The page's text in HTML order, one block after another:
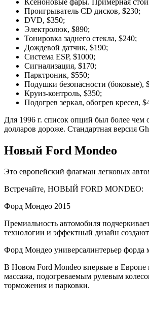
Проигрыватель CD дисков, $230;
DVD, $350;
Электролюк, $890;
Тонировка заднего стекла, $240;
Дождевой датчик, $190;
Система ESP, $1000;
Сигнализация, $170;
Парктроник, $550;
Подушки безопасности (боковые),
Круиз-контроль, $350;
Подогрев зеркал, обогрев кресел,
Для 1996 г. список опций был более чем
долларов дороже. Стандартная версия
Новый Ford Mondeo
Это европейский флагман легковых
Встречайте, НОВЫЙ FORD MONDEO:
Форд Мондео 2015
Премиальность автомобиля
технологии и эффектный дизайн
Форд Мондео универсалинтерьер форда
В Новом Ford Mondeo впервые в Европе
массажа, подогреваемым рулевым
торможения и парковки.